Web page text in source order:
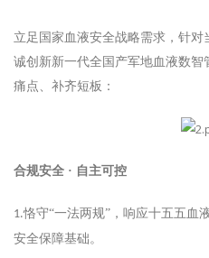
立足国家血液安全战略需求，针
诚创新新一代全国产军地血液数
痛点、补齐短板：
合规安全 · 自主可控
1.恪守“一法两规”，响应十五五血
安全保障基础。